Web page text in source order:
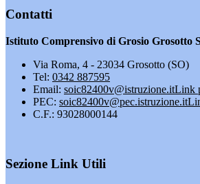
Contatti
Istituto Comprensivo di Grosio Grosotto
Via Roma, 4 - 23034 Grosotto (SO)
Tel: 0342 887595
Email: soic82400v@istruzione.itLink
PEC: soic82400v@pec.istruzione.it
C.F.: 93028000144
Sezione Link Utili